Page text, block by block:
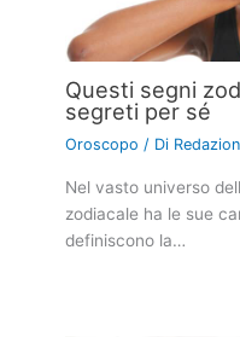
Questi segni
segreti per sé
Oroscopo / Di
Nel vasto universo
zodiacale ha le sue
definiscono la…